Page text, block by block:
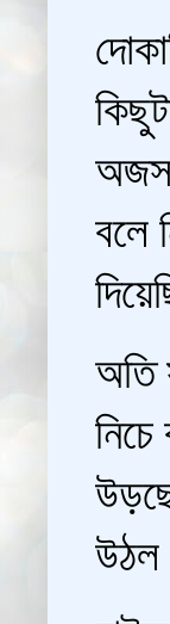
বলে
অতি